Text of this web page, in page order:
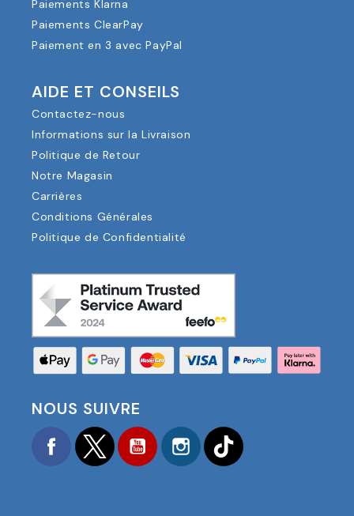
Paiements Klarna
Paiements ClearPay
Paiement en 3 avec PayPal
AIDE ET CONSEILS
Contactez-nous
Informations sur la Livraison
Politique de Retour
Notre Magasin
Carrières
Conditions Générales
Politique de Confidentialité
NOUS SUIVRE
FacebookTwitter YouTubeInstagram